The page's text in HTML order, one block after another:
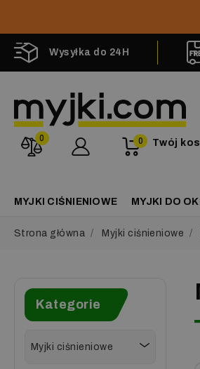
Wysyłka do 24H
0 Twój
0
MYJKI CIŚNIENIOWE MYJKI DO
Strona główna Myjki ciśnieniowe
Kategorie
Myjki ciśnieniowe